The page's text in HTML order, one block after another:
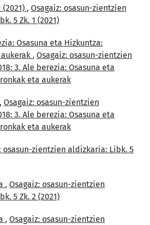
(2021) , Osagaiz: osasun-zientzien
5 Zk. 1 (2021)
Osasuna eta Hizkuntza:
, Osagaiz: osasun-zientzien
3. Ale berezia: Osasuna eta
eta aukerak
, Osagaiz: osasun-zientzien
3. Ale berezia: Osasuna eta
eta aukerak
osasun-zientzien aldizkaria: Libk. 5
, Osagaiz: osasun-zientzien
5 Zk. 2 (2021)
, Osagaiz: osasun-zientzien